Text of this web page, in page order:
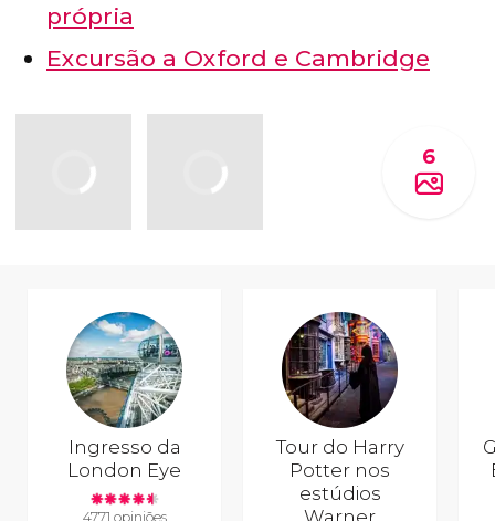
própria
Excursão a Oxford e Cambridge
6
Ingresso da
London Eye
4771 opiniões
Tour do Harry
Potter nos
estúdios
Warner